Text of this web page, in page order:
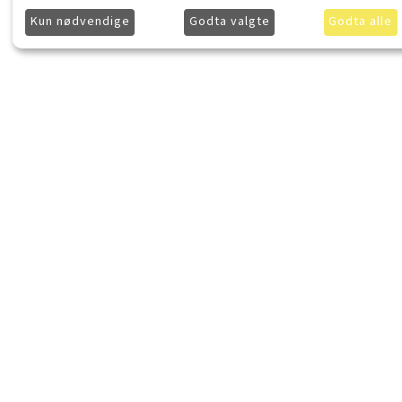
Kun nødvendige Godta valgte Godta alle